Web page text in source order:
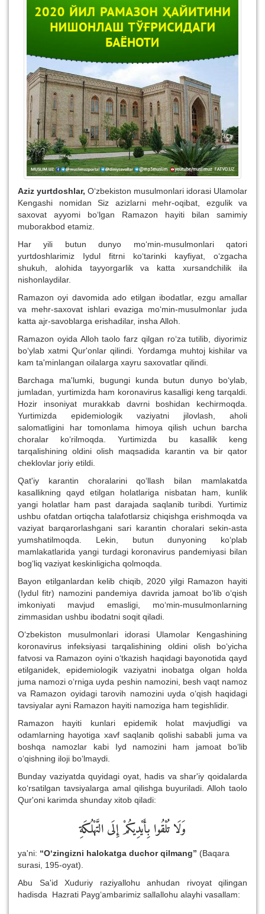
Aziz yurtdoshlar, O‘zbekiston musulmonlari idorasi Ulamolar
Kengashi nomidan Siz azizlarni mehr-oqibat, ezgulik va
saxovat ayyomi bo‘lgan Ramazon hayiti bilan samimiy
muborakbod etamiz.
Har yili butun dunyo mo‘min-musulmonlari qatori
yurtdoshlarimiz Iydul fitrni ko‘tarinki kayfiyat, o‘zgacha
shukuh, alohida tayyorgarlik va katta xursandchilik ila
nishonlaydilar.
Ramazon oyi davomida ado etilgan ibodatlar, ezgu amallar
va mehr-saxovat ishlari evaziga mo‘min-musulmonlar juda
katta ajr-savoblarga erishadilar, insha Alloh.
Ramazon oyida Alloh taolo farz qilgan ro‘za tutilib, diyorimiz
bo‘ylab xatmi Qur'onlar qilindi. Yordamga muhtoj kishilar va
kam ta'minlangan oilalarga xayru saxovatlar qilindi.
Barchaga ma'lumki, bugungi kunda butun dunyo bo‘ylab,
jumladan, yurtimizda ham koronavirus kasalligi keng tarqaldi.
Hozir insoniyat murakkab davrni boshidan kechirmoqda.
Yurtimizda epidemiologik vaziyatni jilovlash, aholi
salomatligini har tomonlama himoya qilish uchun barcha
choralar ko‘rilmoqda. Yurtimizda bu kasallik keng
tarqalishining oldini olish maqsadida karantin va bir qator
cheklovlar joriy etildi.
Qat'iy karantin choralarini qo‘llash bilan mamlakatda
kasallikning qayd etilgan holatlariga nisbatan ham, kunlik
yangi holatlar ham past darajada saqlanib turibdi. Yurtimiz
ushbu ofatdan ortiqcha talafotlarsiz chiqishga erishmoqda va
vaziyat barqarorlashgani sari karantin choralari sekin-asta
yumshatilmoqda. Lekin, butun dunyoning ko‘plab
mamlakatlarida yangi turdagi koronavirus pandemiyasi bilan
bog‘liq vaziyat keskinligicha qolmoqda.
Bayon etilganlardan kelib chiqib, 2020 yilgi Ramazon hayiti
(Iydul fitr) namozini pandemiya davrida jamoat bo‘lib o‘qish
imkoniyati mavjud emasligi, mo‘min-musulmonlarning
zimmasidan ushbu ibodatni soqit qiladi.
O‘zbekiston musulmonlari idorasi Ulamolar Kengashining
koronavirus infeksiyasi tarqalishining oldini olish bo‘yicha
fatvosi va Ramazon oyini o‘tkazish haqidagi bayonotida qayd
etilganidek, epidemiologik vaziyatni inobatga olgan holda
juma namozi o‘rniga uyda peshin namozini, besh vaqt namoz
va Ramazon oyidagi tarovih namozini uyda o‘qish haqidagi
tavsiyalar ayni Ramazon hayiti namoziga ham tegishlidir.
Ramazon hayiti kunlari epidemik holat mavjudligi va
odamlarning hayotiga xavf saqlanib qolishi sababli juma va
boshqa namozlar kabi Iyd namozini ham jamoat bo‘lib
o‘qishning iloji bo‘lmaydi.
Bunday vaziyatda quyidagi oyat, hadis va shar'iy qoidalarda
ko‘rsatilgan tavsiyalarga amal qilishga buyuriladi. Alloh taolo
Qur'oni karimda shunday xitob qiladi:
وَلَا تُلْقُوا بِأَيْدِيكُمْ إِلَى التَّهْلُكَةِ
ya'ni: “O‘zingizni halokatga duchor qilmang” (Baqara
surasi, 195-oyat).
Abu Sa'id Xuduriy raziyallohu anhudan rivoyat qilingan
hadisda Hazrati Payg‘ambarimiz sallallohu alayhi vasallam: